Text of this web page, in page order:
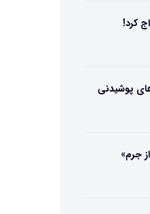
کرد!
پوشیدنی
جرم»